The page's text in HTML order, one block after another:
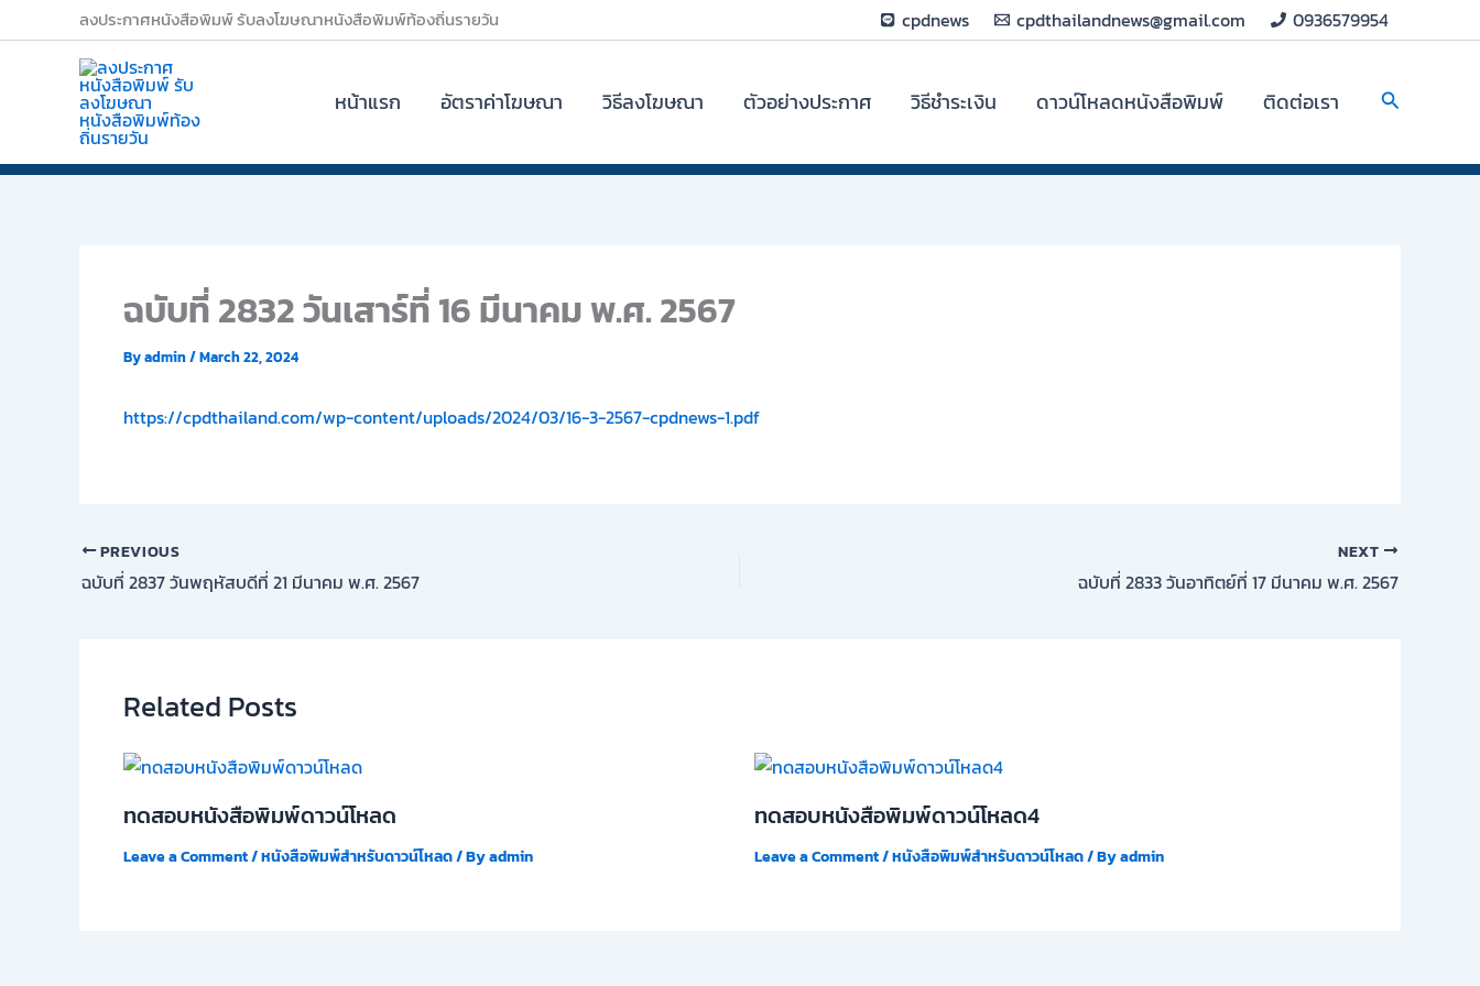
to
ลงประกาศหนังสือพิมพ์ รับลงโฆษณาหนังสือพิมพ์ท้องถิ่นรายวัน cpdnews cpdthailandnews@gmail.com 0936579954
หน้าแรก อัตราค่าโฆษณา วิธีลงโฆษณา ตัวอย่างประกาศ วิธีชำระเงิน ดาวน์โหลดหนังสือพิมพ์ ติดต่อเรา Search
ฉบับที่ 2832 วันเสาร์ที่ 16 มีนาคม พ.ศ. 2567
Byadmin/March 22, 2024
https://cpdthailand.com/wp-content/uploads/2024/03/16-3-2567-cpdnews-1.pdf
PREVIOUS
ฉบับที่ 2837 วันพฤหัสบดีที่ 21 มีนาคม พ.ศ. 2567
NEXT
ฉบับที่ 2833 วันอาทิตย์ที่ 17 มีนาคม พ.ศ. 2567
Related Posts
ทดสอบหนังสือพิมพ์ดาวน์โหลด
Leave a Comment/หนังสือพิมพ์สำหรับดาวน์โหลด/ Byadmin
ทดสอบหนังสือพิมพ์ดาวน์โหลด4
Leave a Comment/หนังสือพิมพ์สำหรับดาวน์โหลด/ Byadmin